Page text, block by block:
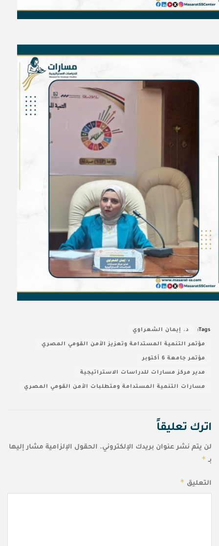
Tags: د. إيمان الشعراوي
مؤتمر التنمية المستدامة وتعزيز الأمن القومي المصري
مؤتمر جامعة 6 أكتوبر
مدير مركز مسارات للدراسات الاستراتيجية
مسارات التنمية المستدامة ومتطلبات الأمن القومي المصري
اترك تعليقاً
لن يتم نشر عنوان بريدك الإلكتروني. الحقول الإلزامية مشار إليها
بـ *
التعليق *